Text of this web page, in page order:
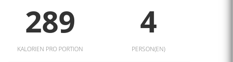
289
KALORIEN PRO PORTION
4
PERSON(EN)